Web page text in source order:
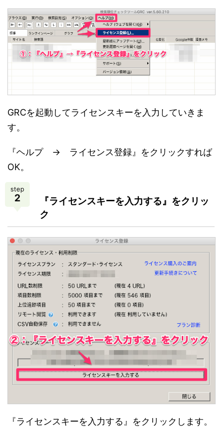
GRCを起動してライセンスキーを入力していきま
す。
『ヘルプ → ライセンス登録』をクリックすれば
OK。
step
2
『ライセンスキーを入力する』をクリッ
ク
『ライセンスキーを入力する』をクリックします。